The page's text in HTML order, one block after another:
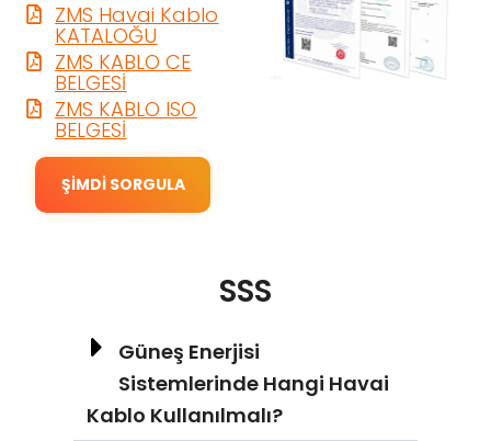
ZMS Havai Kablo
KATALOĞU
ZMS KABLO CE
BELGESİ
ZMS KABLO ISO
BELGESİ
ŞIMDI SORGULA
SSS
Güneş Enerjisi
Sistemlerinde Hangi Havai
Kablo Kullanılmalı?